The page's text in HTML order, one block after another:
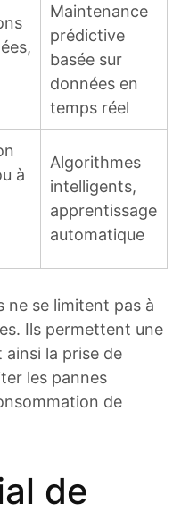
Maintenance
prédictive
basée sur
données en
temps réel
à
Algorithmes
intelligents,
apprentissage
automatique
ne se limitent pas à
Ils permettent une
la prise de
les pannes
de
de